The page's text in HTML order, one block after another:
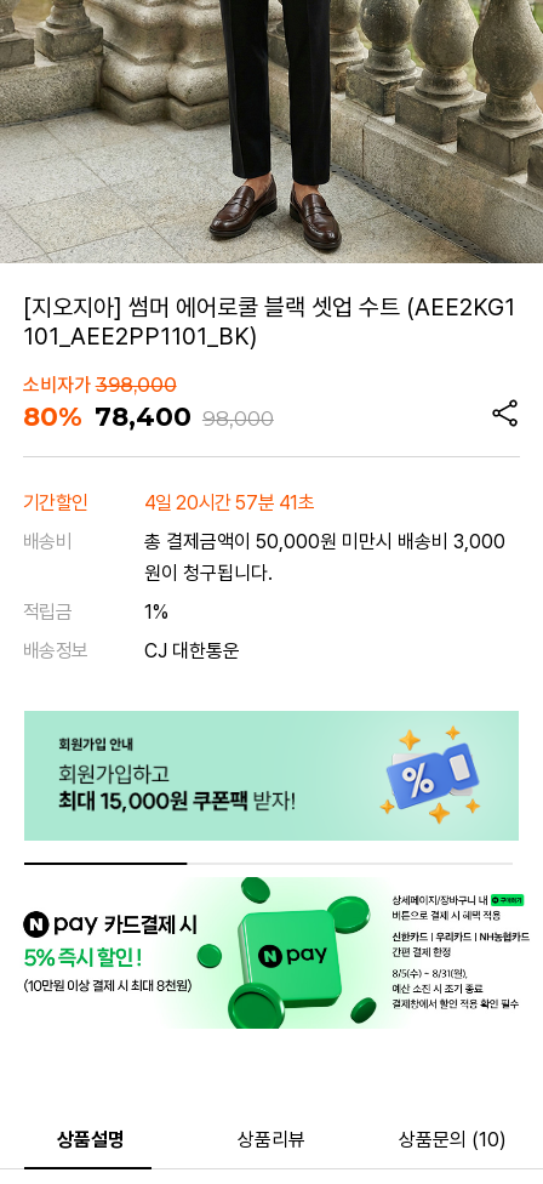
[지오지아] 썸머 에어로쿨 블랙 셋업 수트 (AEE2KG1
101_AEE2PP1101_BK)
소비자가398,000
80% 78,400 98,000
기간할인
4일 20시간 57분 41초
배송비
총 결제금액이 50,000원 미만시 배송비 3,000
원이 청구됩니다.
적립금
1%
배송정보
CJ 대한통운
상품설명 상품리뷰 상품문의 (10)